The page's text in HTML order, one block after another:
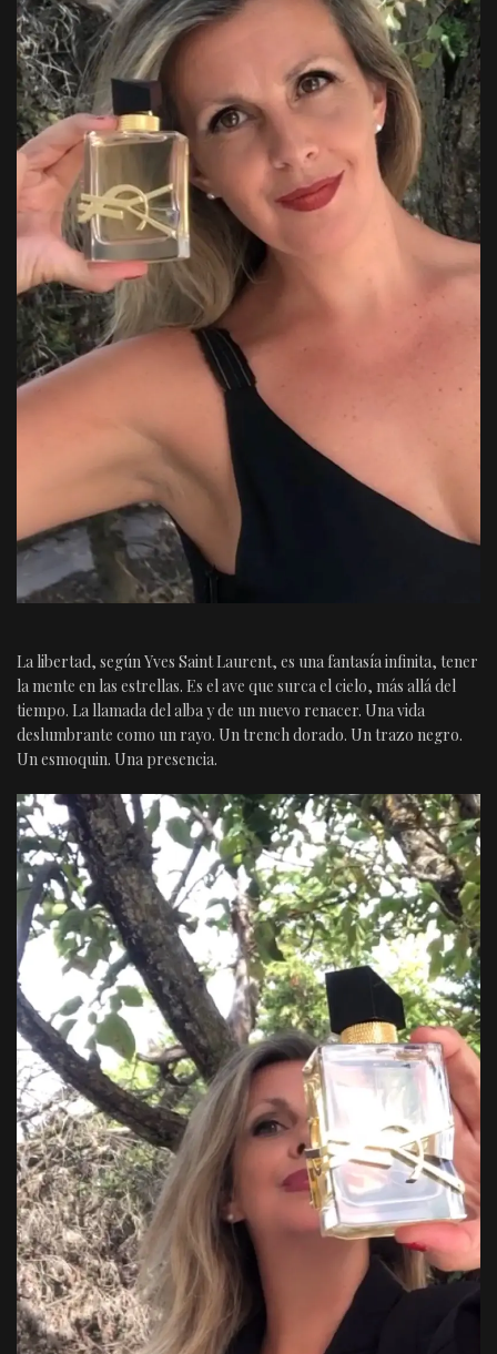
La libertad, según Yves Saint Laurent, es una fantasía infinita, tener
la mente en las estrellas. Es el ave que surca el cielo, más allá del
tiempo. La llamada del alba y de un nuevo renacer. Una vida
deslumbrante como un rayo. Un trench dorado. Un trazo negro.
Un esmoquin. Una presencia.